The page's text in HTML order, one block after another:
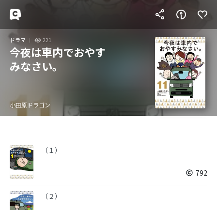
ドラマ 221
今夜は車内でおやす
みなさい。
小田原ドラゴン
（１）
792
（２）